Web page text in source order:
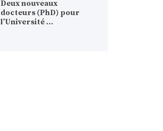
Deux nouveaux
docteurs (PhD) pour
l’Université ...